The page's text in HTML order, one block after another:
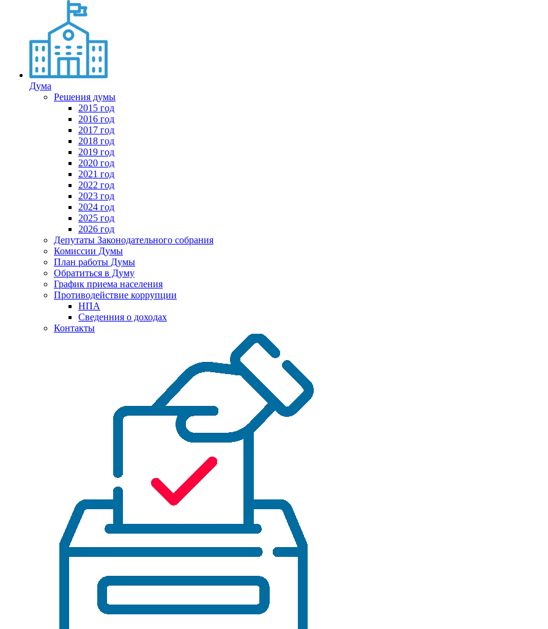
Дума
Решения думы
2015 год
2016 год
2017 год
2018 год
2019 год
2020 год
2021 год
2022 год
2023 год
2024 год
2025 год
2026 год
Депутаты Законодательного собрания
Комиссии Думы
План работы Думы
Обратиться в Думу
График приема населения
Противодействие коррупции
НПА
Сведенния о доходах
Контакты